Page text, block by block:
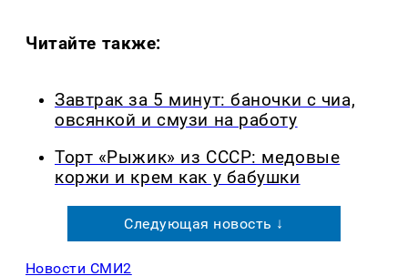
Читайте также:
Завтрак за 5 минут: баночки с чиа,
овсянкой и смузи на работу
Торт «Рыжик» из СССР: медовые
коржи и крем как у бабушки
Следующая новость ↓
Новости СМИ2